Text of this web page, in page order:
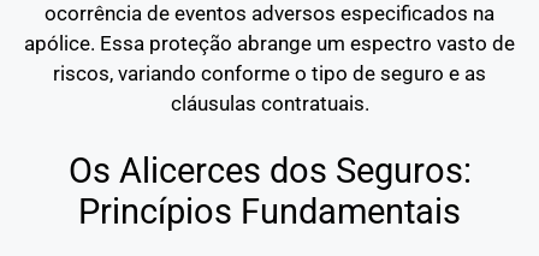
ocorrência de eventos adversos especificados na
apólice. Essa proteção abrange um espectro vasto de
riscos, variando conforme o tipo de seguro e as
cláusulas contratuais.
Os Alicerces dos Seguros:
Princípios Fundamentais